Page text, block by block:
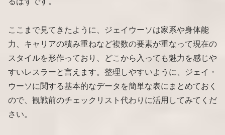
ここまで見てきたように、ジェイウーソは家系や身体能
力、キャリアの積み重ねなど複数の要素が重なって現在の
スタイルを形作っており、どこから入っても魅力を感じや
すいレスラーと言えます。整理しやすいように、ジェイ・
ウーソに関する基本的なデータを簡単な表にまとめておく
ので、観戦前のチェックリスト代わりに活用してみてくだ
さい。